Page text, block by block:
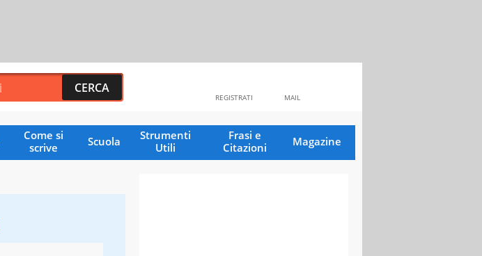
MAIL
REGISTRATI
Come si
scrive
Scuola
Strumenti
Utili
Frasi e
Citazioni
Magazine